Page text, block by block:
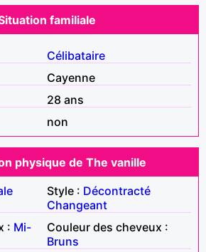
familiale
Célibataire
Cayenne
28 ans
non
physique de The vanille
Style : Décontracté
Changeant
: Mi-
Couleur des cheveux :
Bruns